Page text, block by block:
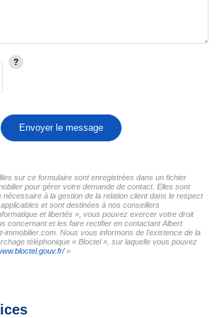
Envoyer le message
sur ce formulaire sont enregistrées dans un fichier
pour gérer votre demande de contact. Elles sont
à la gestion de la relation client dans le respect
et sont destinées à nos conseillers
et libertés », vous pouvez exercer votre droit
concernant et les faire rectifier en contactant Albert
immobilier.com. Nous vous informons de l'existence de la
téléphonique « Bloctel », sur laquelle vous pouvez
»